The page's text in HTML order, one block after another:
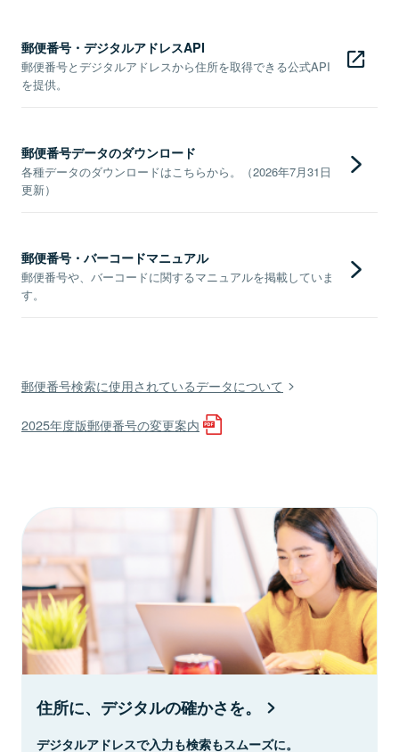
郵便番号・デジタルアドレスAPI
郵便番号とデジタルアドレスから住所を取得できる公式API
を提供。
郵便番号データのダウンロード
各種データのダウンロードはこちらから。（2026年7月31日
更新）
郵便番号・バーコードマニュアル
郵便番号や、バーコードに関するマニュアルを掲載していま
す。
郵便番号検索に使用されているデータについて
2025年度版郵便番号の変更案内
住所に、デジタルの確かさを。
デジタルアドレスで入力も検索もスムーズに。